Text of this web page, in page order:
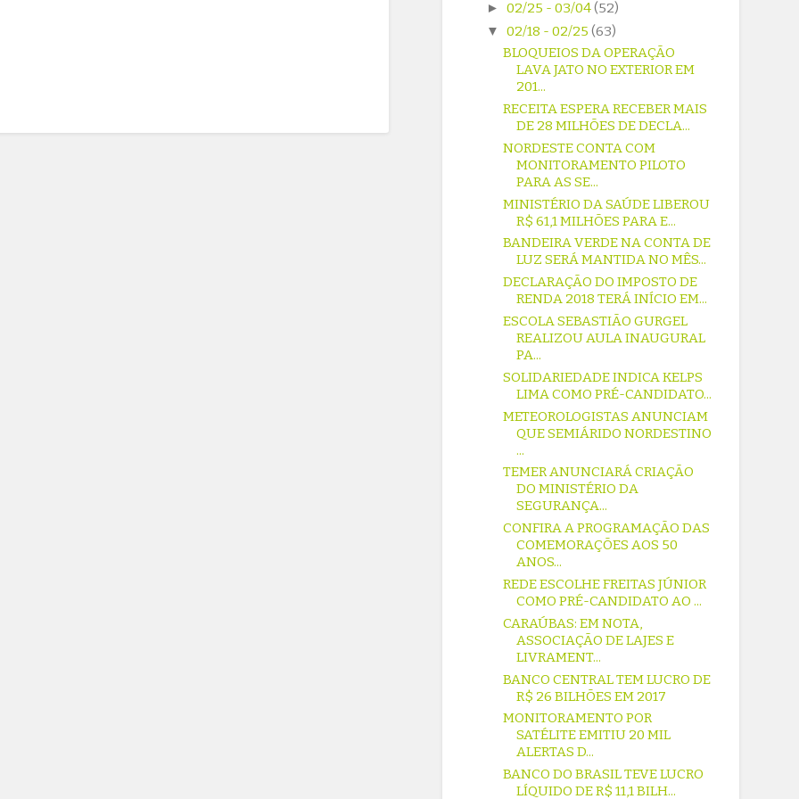
► 02/25 - 03/04(52)
▼ 02/18 - 02/25 (63)
BLOQUEIOS DA OPERAÇÃO
LAVA JATO NO EXTERIOR EM
201...
RECEITA ESPERA RECEBER MAIS
DE 28 MILHÕES DE DECLA...
NORDESTE CONTA COM
MONITORAMENTO PILOTO
PARA AS SE...
MINISTÉRIO DA SAÚDE LIBEROU
R$ 61,1 MILHÕES PARA E...
BANDEIRA VERDE NA CONTA DE
LUZ SERÁ MANTIDA NO MÊS...
DECLARAÇÃO DO IMPOSTO DE
RENDA 2018 TERÁ INÍCIO EM...
ESCOLA SEBASTIÃO GURGEL
REALIZOU AULA INAUGURAL
PA...
SOLIDARIEDADE INDICA KELPS
LIMA COMO PRÉ-CANDIDATO...
METEOROLOGISTAS ANUNCIAM
QUE SEMIÁRIDO NORDESTINO
...
TEMER ANUNCIARÁ CRIAÇÃO
DO MINISTÉRIO DA
SEGURANÇA...
CONFIRA A PROGRAMAÇÃO DAS
COMEMORAÇÕES AOS 50
ANOS...
REDE ESCOLHE FREITAS JÚNIOR
COMO PRÉ-CANDIDATO AO ...
CARAÚBAS: EM NOTA,
ASSOCIAÇÃO DE LAJES E
LIVRAMENT...
BANCO CENTRAL TEM LUCRO DE
R$ 26 BILHÕES EM 2017
MONITORAMENTO POR
SATÉLITE EMITIU 20 MIL
ALERTAS D...
BANCO DO BRASIL TEVE LUCRO
LÍQUIDO DE R$ 11,1 BILH...